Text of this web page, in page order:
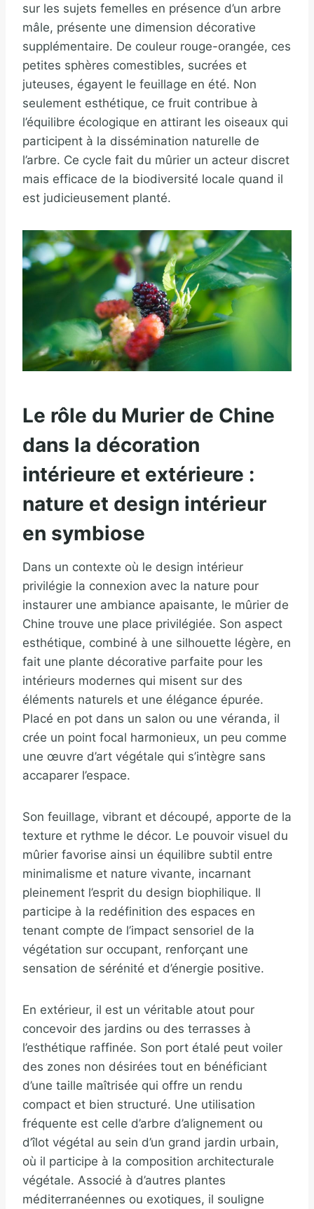
sur les sujets femelles en présence d’un arbre
mâle, présente une dimension décorative
supplémentaire. De couleur rouge-orangée, ces
petites sphères comestibles, sucrées et
juteuses, égayent le feuillage en été. Non
seulement esthétique, ce fruit contribue à
l’équilibre écologique en attirant les oiseaux qui
participent à la dissémination naturelle de
l’arbre. Ce cycle fait du mûrier un acteur discret
mais efficace de la biodiversité locale quand il
est judicieusement planté.
Le rôle du Murier de Chine
dans la décoration
intérieure et extérieure :
nature et design intérieur
en symbiose
Dans un contexte où le design intérieur
privilégie la connexion avec la nature pour
instaurer une ambiance apaisante, le mûrier de
Chine trouve une place privilégiée. Son aspect
esthétique, combiné à une silhouette légère, en
fait une plante décorative parfaite pour les
intérieurs modernes qui misent sur des
éléments naturels et une élégance épurée.
Placé en pot dans un salon ou une véranda, il
crée un point focal harmonieux, un peu comme
une œuvre d’art végétale qui s’intègre sans
accaparer l’espace.
Son feuillage, vibrant et découpé, apporte de la
texture et rythme le décor. Le pouvoir visuel du
mûrier favorise ainsi un équilibre subtil entre
minimalisme et nature vivante, incarnant
pleinement l’esprit du design biophilique. Il
participe à la redéfinition des espaces en
tenant compte de l’impact sensoriel de la
végétation sur occupant, renforçant une
sensation de sérénité et d’énergie positive.
En extérieur, il est un véritable atout pour
concevoir des jardins ou des terrasses à
l’esthétique raffinée. Son port étalé peut voiler
des zones non désirées tout en bénéficiant
d’une taille maîtrisée qui offre un rendu
compact et bien structuré. Une utilisation
fréquente est celle d’arbre d’alignement ou
d’îlot végétal au sein d’un grand jardin urbain,
où il participe à la composition architecturale
végétale. Associé à d’autres plantes
méditerranéennes ou exotiques, il souligne